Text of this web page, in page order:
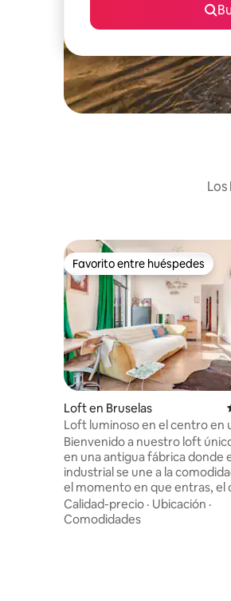
Favorito entre huéspedes
Favorito entre huéspedes
Loft en Bruselas
Loft luminoso en el centro en
reconvertido
Bienvenido a nuestro loft
en una antigua fábrica donde
industrial se une a la
el momento en que entras, el
del lugar brilla: un auténtico
peluquería con sillas de
Calidad-precio · Ubicación ·
Comodidades